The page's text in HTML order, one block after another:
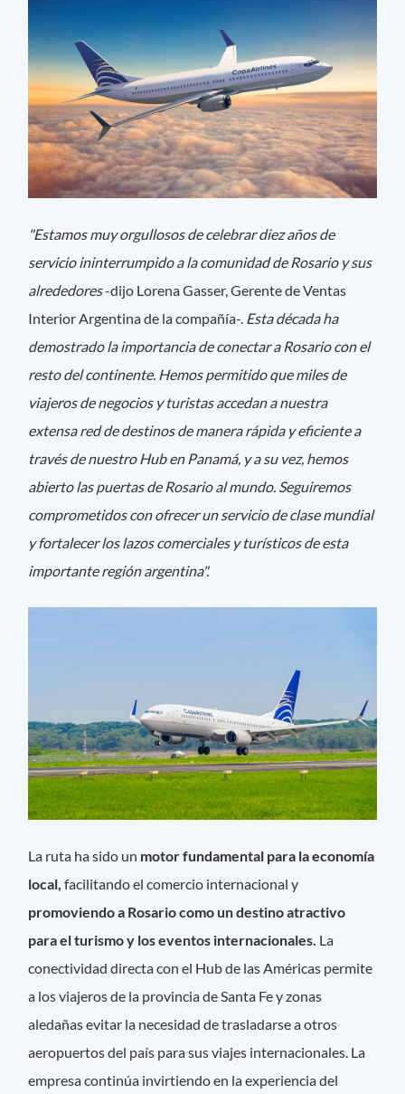
"Estamos muy orgullosos de celebrar diez años de
servicio ininterrumpido a la comunidad de Rosario y sus
alrededores-dijo Lorena Gasser, Gerente de Ventas
Interior Argentina de la compañía-. Esta década ha
demostrado la importancia de conectar a Rosario con el
resto del continente. Hemos permitido que miles de
viajeros de negocios y turistas accedan a nuestra
extensa red de destinos de manera rápida y eficiente a
través de nuestro Hub en Panamá, y a su vez, hemos
abierto las puertas de Rosario al mundo. Seguiremos
comprometidos con ofrecer un servicio de clase mundial
y fortalecer los lazos comerciales y turísticos de esta
importante región argentina".
La ruta ha sido un motor fundamental para la economía
local,facilitando el comercio internacional y
promoviendo a Rosario como un destino atractivo
para el turismo y los eventos internacionales. La
conectividad directa con el Hub de las Américas permite
a los viajeros de la provincia de Santa Fe y zonas
aledañas evitar la necesidad de trasladarse a otros
aeropuertos del país para sus viajes internacionales. La
empresa continúa invirtiendo en la experiencia del